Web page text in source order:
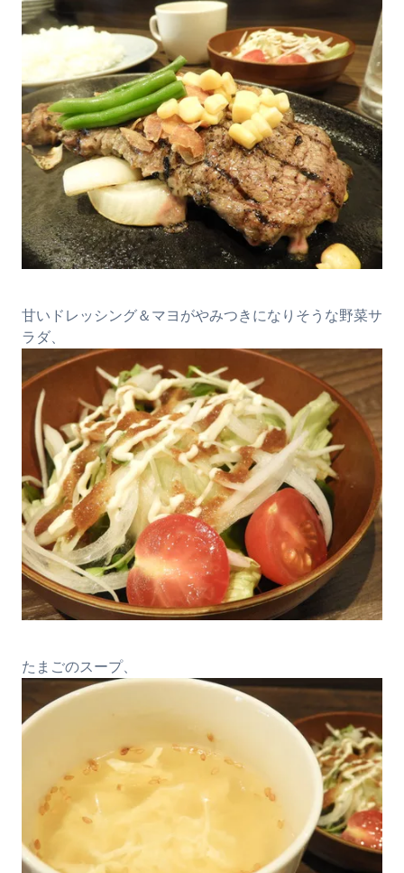
甘いドレッシング＆マヨがやみつきになりそうな野菜サ
ラダ、
たまごのスープ、